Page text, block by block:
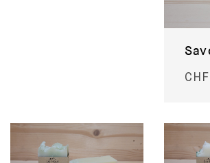
CHF